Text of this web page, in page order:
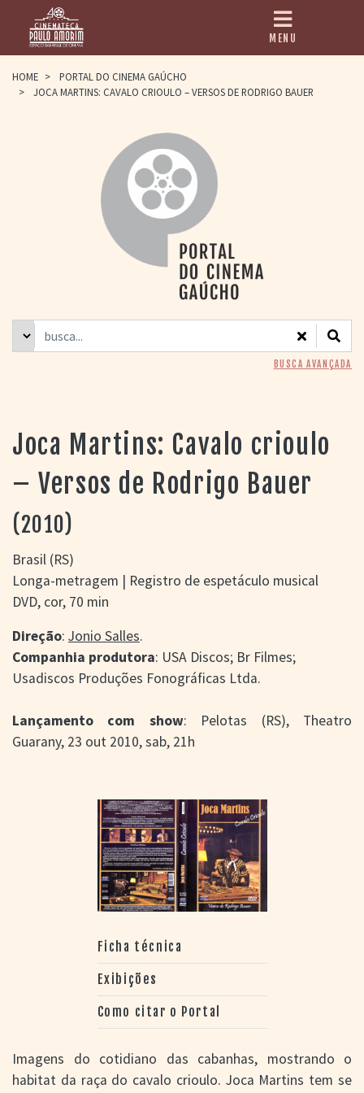
HOME
PAULO AMORIM
> HOMENAGEADOS
> EQUIPE
> ASSOCIAÇÃO DOS
> BIBLIOTECA
ROMEU GRIMALDI
> GRADE SEMANAL
> PREÇOS E
DESCONTOS
CINEMA GAÚCHO
> APRESENTAÇÃO
> BUSCA AVANÇADA
> FILMOGRAFIAS DE
CINEASTAS
> BIBLIOGRAFIAS
CONTATO E
LOCALIZAÇÃO
MENU
HOME >
PORTAL DO CINEMA GAÚCHO
>
JOCA MARTINS: CAVALO CRIOULO – VERSOS DE RODRIGO BAUER
BUSCA AVANÇADA
Joca Martins: Cavalo crioulo
– Versos de Rodrigo Bauer
(2010)
Brasil (RS)
Longa-metragem | Registro de espetáculo musical
DVD, cor, 70 min
Direção: Jonio Salles.
Companhia produtora: USA Discos; Br Filmes;
Usadiscos Produções Fonográficas Ltda.
Lançamento com show: Pelotas (RS), Theatro
Guarany, 23 out 2010, sab, 21h
Ficha técnica
Exibições
Como citar o Portal
Imagens do cotidiano das cabanhas, mostrando o
habitat da raça do cavalo crioulo. Joca Martins tem se